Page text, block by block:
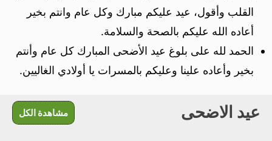
القلب وأقول، عيد عليكم مبارك وكل عام وانتم بخير
أعاده الله عليكم بالصحة والسلامة.
الحمد لله على بلوغ عيد الأضحى المبارك كل عام وأنتم
بخير وأعاده علينا وعليكم بالمسرات يا أولادي الغاليين.
عيد الاضحى مشاهدة الكل